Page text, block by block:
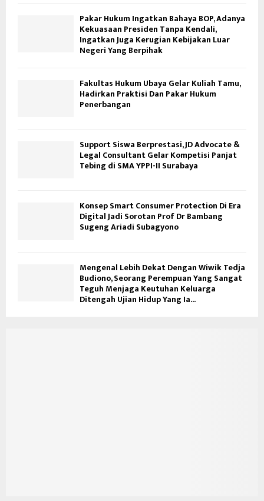
Pakar Hukum Ingatkan Bahaya BOP, Adanya
Kekuasaan Presiden Tanpa Kendali,
Ingatkan Juga Kerugian Kebijakan Luar
Negeri Yang Berpihak
Fakultas Hukum Ubaya Gelar Kuliah Tamu,
Hadirkan Praktisi Dan Pakar Hukum
Penerbangan
Support Siswa Berprestasi, JD Advocate &
Legal Consultant Gelar Kompetisi Panjat
Tebing di SMA YPPI-II Surabaya
Konsep Smart Consumer Protection Di Era
Digital Jadi Sorotan Prof Dr Bambang
Sugeng Ariadi Subagyono
Mengenal Lebih Dekat Dengan Wiwik Tedja
Budiono, Seorang Perempuan Yang Sangat
Teguh Menjaga Keutuhan Keluarga
Ditengah Ujian Hidup Yang Ia...